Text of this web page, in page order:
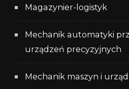
Magazynier-logistyk
Mechanik automatyki
urządzeń precyzyjnych
Mechanik maszyn i